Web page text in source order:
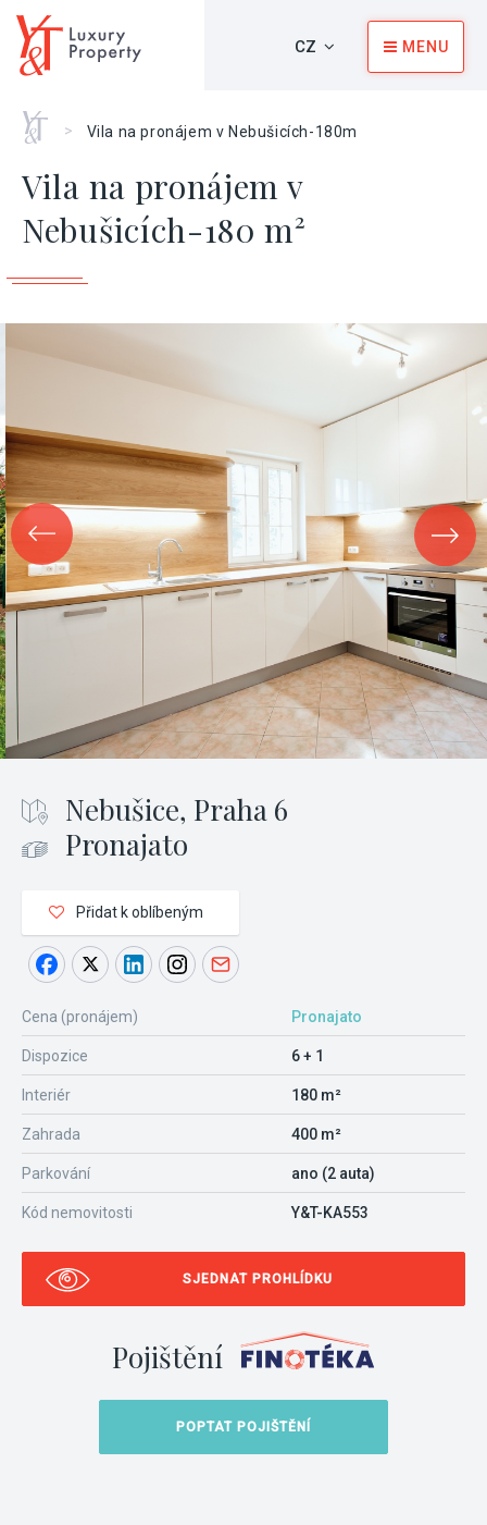
CZ MENU
Home
> Vila na pronájem v Nebušicích-180m
Vila na pronájem v
Nebušicích-180 m²
Nebušice, Praha 6
Pronajato
Přidat k oblíbeným
Cena (pronájem) Pronajato
Dispozice 6 + 1
Interiér 180 m²
Zahrada 400 m²
Parkování ano (2 auta)
Kód nemovitosti Y&T-KA553
SJEDNAT PROHLÍDKU
Pojištění
POPTAT POJIŠTĚNÍ